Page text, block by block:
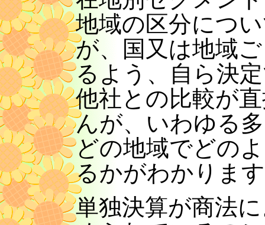
地域の区分につ
が、国又は地域
るよう、自ら決
他社との比較が
んが、いわゆる
どの地域でどの
るかがわかりま
単独決算が商法